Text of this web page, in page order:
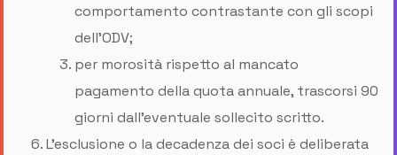
comportamento contrastante con gli scopi
dell’ODV;
per morosità rispetto al mancato
pagamento della quota annuale, trascorsi 90
giorni dall’eventuale sollecito scritto.
L’esclusione o la decadenza dei soci è deliberata